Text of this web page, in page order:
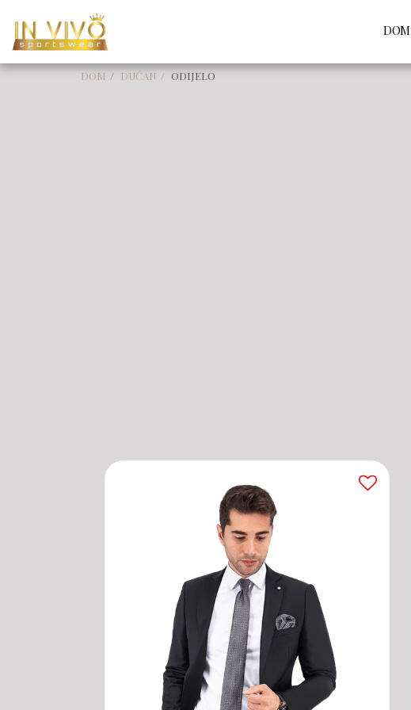
DOM
DOM DUĆAN ODIJELO